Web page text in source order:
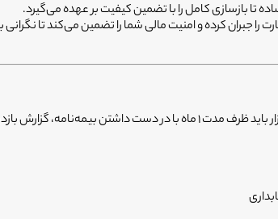
تا بازسازی کامل را با تضمین کیفیت بر عهده می‌گیرد.
تا 90% هزینه‌های خسارت را جبران کرده و امنیت مالی شما را
واحد خسارت دال مراجعه کند: